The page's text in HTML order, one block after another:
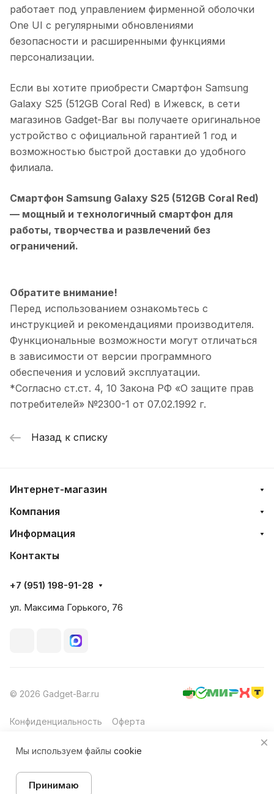
работает под управлением фирменной оболочки
One UI с регулярными обновлениями
безопасности и расширенными функциями
персонализации.
Если вы хотите приобрести Смартфон Samsung
Galaxy S25 (512GB Coral Red) в Ижевск, в сети
магазинов Gadget-Bar вы получаете оригинальное
устройство с официальной гарантией 1 год и
возможностью быстрой доставки до удобного
филиала.
Смартфон Samsung Galaxy S25 (512GB Coral Red)
— мощный и технологичный смартфон для
работы, творчества и развлечений без
ограничений.
Обратите внимание!
Перед использованием ознакомьтесь с
инструкцией и рекомендациями производителя.
Функциональные возможности могут отличаться
в зависимости от версии программного
обеспечения и условий эксплуатации.
*Согласно ст.ст. 4, 10 Закона РФ «О защите прав
потребителей» №2300-1 от 07.02.1992 г.
Назад к списку
Интернет-магазин
Компания
Информация
Контакты
+7 (951) 198-91-28
ул. Максима Горького, 76
© 2026 Gadget-Bar.ru
Конфиденциальность Оферта
Мы используем файлы cookie
Принимаю